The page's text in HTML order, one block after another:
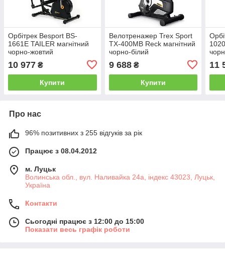
Орбітрек Besport BS-
1661E TAILER магнітний
чорно-жовтий
10 977 ₴
Купити
Велотренажер Trex Sport
TX-400MB Reck магнітний
чорно-білий
9 688₴
Купити
11
Про нас
96% позитивних з 255 відгуків за рік
Працює з 08.04.2012
м. Луцьк
Волинська обл., вул. Наливайка 24а, індекс 43023, Луцьк,
Україна
Контакти
Сьогодні працює з 12:00 до 15:00
Показати весь графік роботи